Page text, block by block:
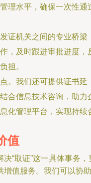
理水平，确保一次性通
证机关之间的专业桥梁
，及时跟进审批进度，
担。
。我们还可提供证书延
合信息技术咨询，助力
化管理平台，实现持续
值
“取证”这一具体事务，
增值服务。我们可以协助